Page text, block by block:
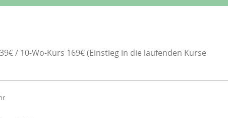
/ 10-Wo-Kurs 169€ (Einstieg in die laufenden Kurse